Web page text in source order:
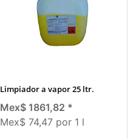
Limpiador a vapor 25 ltr.
Mex$ 1861,82 *
Mex$ 74,47 por 1 l